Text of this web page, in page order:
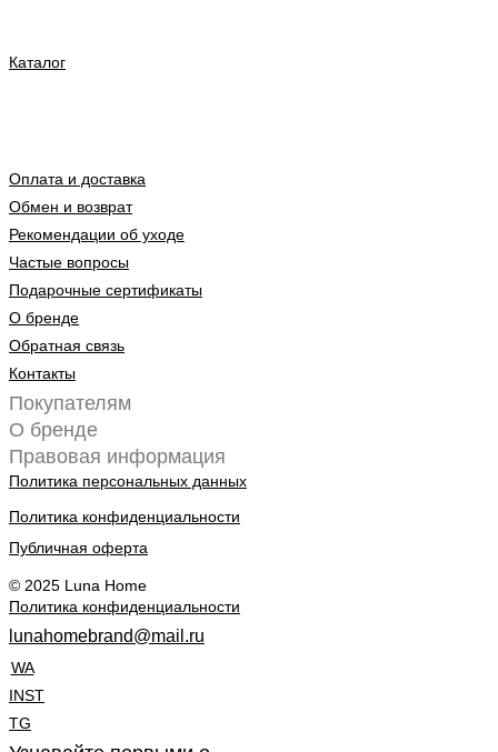
Каталог
Оплата и доставка
Обмен и возврат
Рекомендации об уходе
Частые вопросы
Подарочные сертификаты
О бренде
Обратная связь
Контакты
Покупателям
О бренде
Правовая информация
Политика персональных данных
Политика конфиденциальности
Публичная оферта
© 2025 Luna Home
Политика конфиденциальности
lunahomebrand@mail.ru
WA
INST
TG